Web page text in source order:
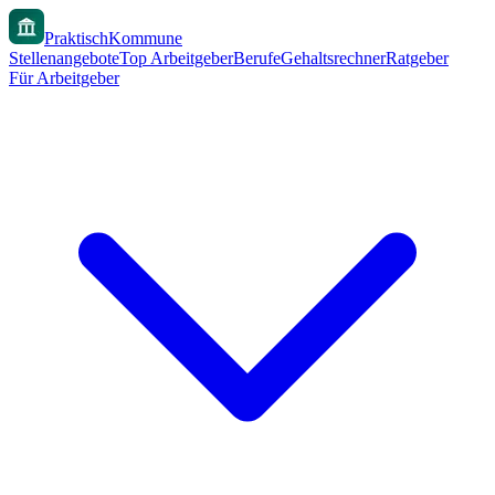
PraktischKommune
StellenangeboteTop ArbeitgeberBerufeGehaltsrechnerRatgeber
Für Arbeitgeber